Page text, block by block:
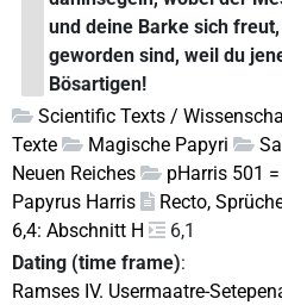
und deine Barke sich
geworden sind, weil du
Bösartigen!
Scientific Texts /
Texte
Magische Papyri
Neuen Reiches
pHarris 501
Papyrus Harris
Recto,
6,4: Abschnitt H
6,1
Dating (time frame):
Ramses IV. Usermaatre-